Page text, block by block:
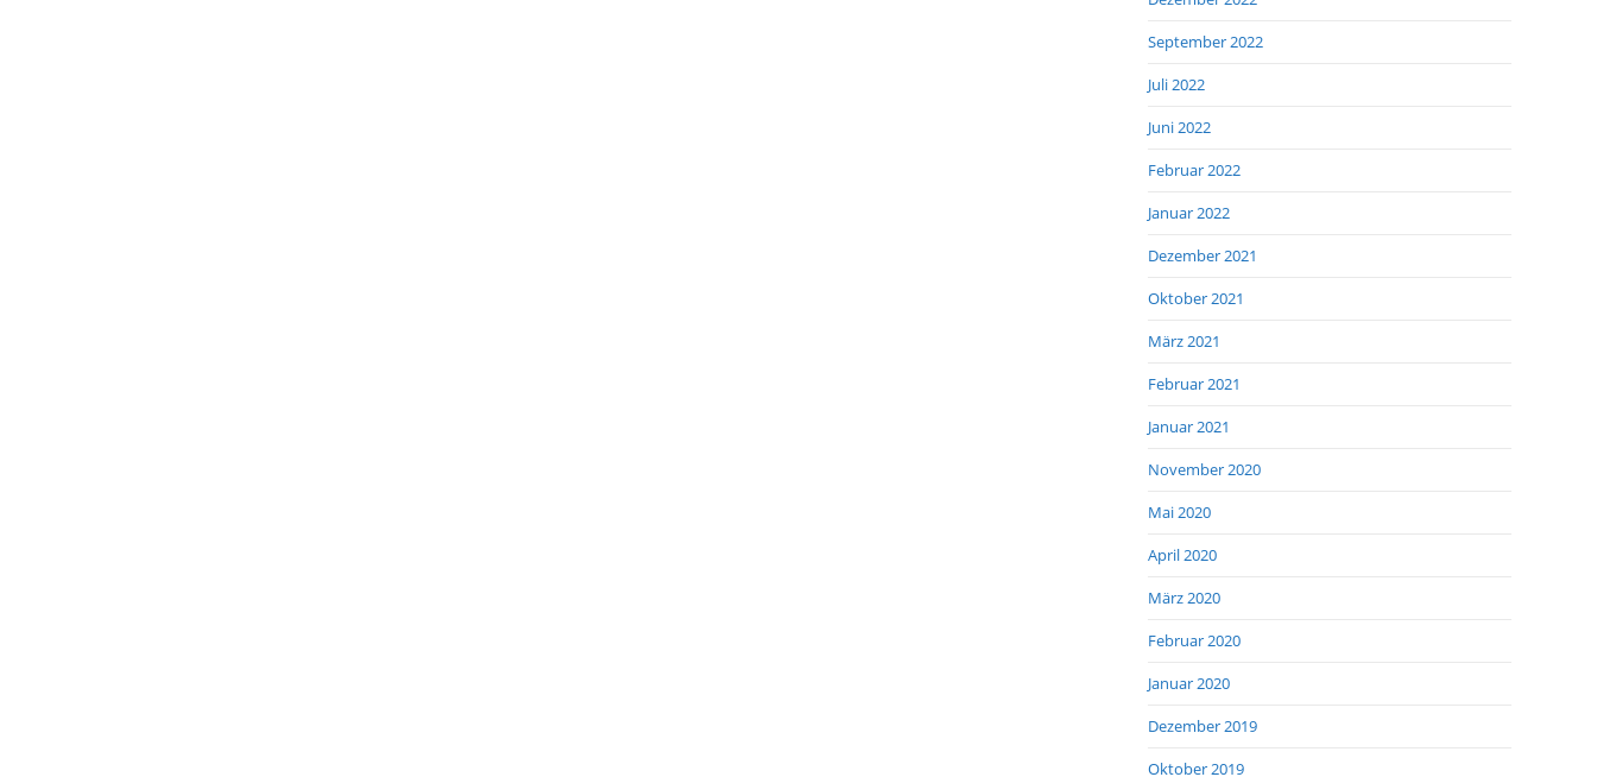
September 2022
Juli 2022
Juni 2022
Februar 2022
Januar 2022
Dezember 2021
Oktober 2021
März 2021
Februar 2021
Januar 2021
November 2020
Mai 2020
April 2020
März 2020
Februar 2020
Januar 2020
Dezember 2019
Oktober 2019